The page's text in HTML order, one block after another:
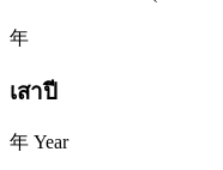
年
เสาปี
年 Year